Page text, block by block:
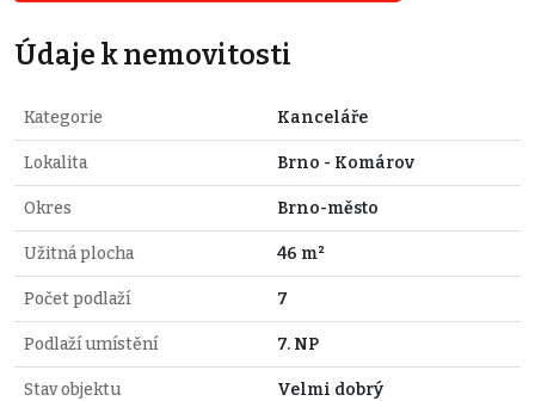
Údaje k nemovitosti
Kategorie Kanceláře
Lokalita Brno - Komárov
Okres Brno-město
Užitná plocha 46 m²
Počet podlaží 7
Podlaží umístění 7. NP
Stav objektu Velmi dobrý